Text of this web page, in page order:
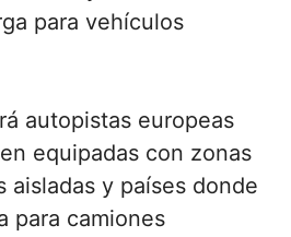
para vehículos
autopistas europeas
equipadas con zonas
aisladas y países donde
para camiones